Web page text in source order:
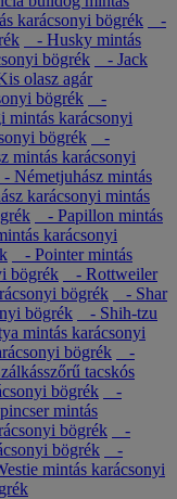
karácsonyi bögrék
-
- Husky mintás
bögrék
- Jack
olasz agár
bögrék
-
mintás karácsonyi
bögrék
-
mintás karácsonyi
- Németjuhász mintás
karácsonyi mintás
- Papillon mintás
karácsonyi
- Pointer mintás
bögrék
- Rottweiler
bögrék
- Shar
bögrék
- Shih-tzu
mintás karácsonyi
bögrék
-
tacskós
bögrék
-
mintás
bögrék
-
bögrék
-
mintás karácsonyi